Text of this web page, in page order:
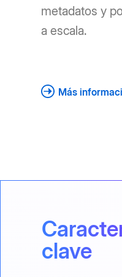
metadatos y
a escala.
Más
clave